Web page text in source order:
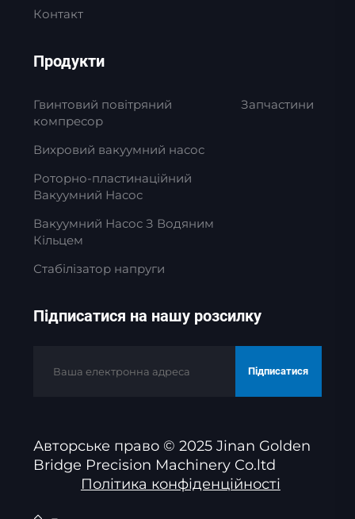
Контакт
Продукти
Гвинтовий повітряний
компресор
Вихровий вакуумний насос
Роторно-пластинаційний
Вакуумний Насос
Вакуумний Насос З Водяним
Кільцем
Стабілізатор напруги
Запчастини
Підписатися на нашу розсилку
Підписатися
Авторське право © 2025 Jinan Golden
Bridge Precision Machinery Co.ltd
Політика конфіденційності